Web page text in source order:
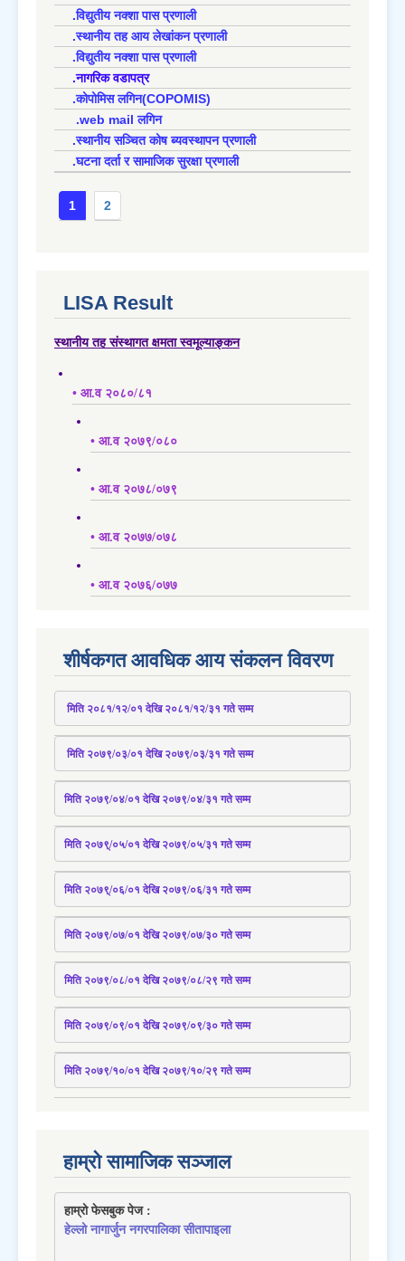
.विद्युतीय नक्शा पास प्रणाली
.स्थानीय तह आय लेखांकन प्रणाली
.विद्युतीय नक्शा पास प्रणाली
.नागरिक वडापत्र
.कोपोमिस लगिन(COPOMIS)
.web mail लगिन
.स्थानीय सञ्चित कोष ब्यवस्थापन प्रणाली
.घटना दर्ता र सामाजिक सुरक्षा प्रणाली
1 2
LISA Result
स्थानीय तह संस्थागत क्षमता स्वमूल्याङ्कन
• आ.व २०८०/८१
• आ.व २०७९/०८०
• आ.व २०७८/०७९
• आ.व २०७७/०७८
• आ.व २०७६/०७७
शीर्षकगत आवधिक आय संकलन विवरण
मिति २०८१/१२/०१ देखि २०८१/१२/३१ गते सम्म
मिति २०७९/०३/०१ देखि २०७९/०३/३१ गते सम्म
मिति २०७९/०४/०१ देखि २०७९/०४/३१ गते सम्म
मिति २०७९्/०५/०१ देखि २०७९/०५/३१ गते सम्म
मिति २०७९्/०६/०१ देखि २०७९/०६/३१ गते सम्म
मिति २०७९/०७/०१ देखि २०७९/०७/३० गते सम्म
मिति २०७९/०८/०१ देखि २०७९/०८/२९ गते सम्म
मिति २०७९/०९/०१ देखि २०७९/०९/३० गते सम्म
मिति २०७९/१०/०१ देखि २०७९/१०/२९ गते सम्म
हाम्रो सामाजिक सञ्जाल
हाम्रो फेसबुक पेज :
हेल्लो नागार्जुन नगरपालिका सीतापाइला